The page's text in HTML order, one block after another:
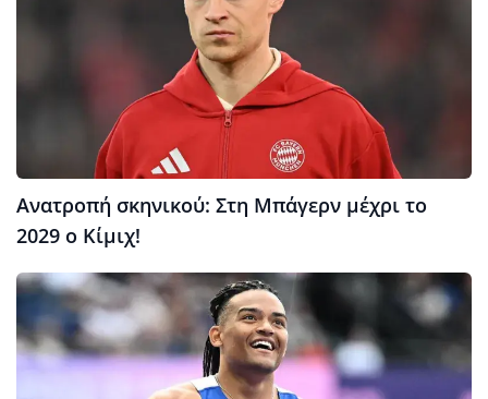
Ανατροπή σκηνικού: Στη Μπάγερν μέχρι το
2029 ο Κίμιχ!